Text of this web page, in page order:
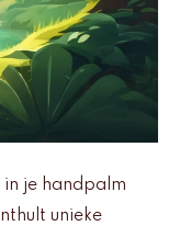
in je handpalm
unieke